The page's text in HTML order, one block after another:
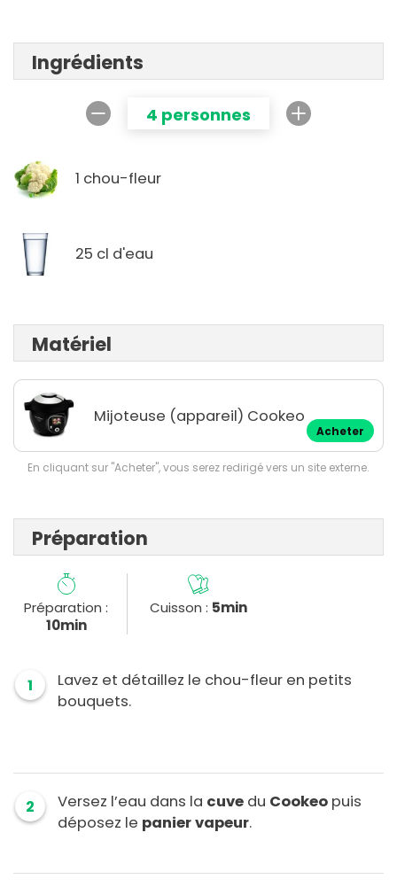
Ingrédients
4 personnes
1 chou-fleur
25 cl d'eau
Matériel
Mijoteuse (appareil) Cookeo
Acheter
En cliquant sur "Acheter", vous serez redirigé vers un site externe.
Préparation
Préparation :
10min
Cuisson : 5min
1
Lavez et détaillez le chou-fleur en petits
bouquets.
2 Versez l’eau dans la cuve du Cookeo puis
déposez le panier vapeur.